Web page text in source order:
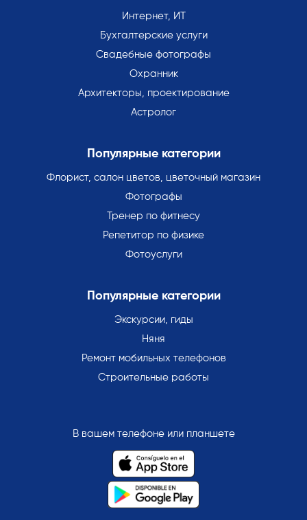
Интернет, ИТ
Бухгалтерские услуги
Свадебные фотографы
Охранник
Архитекторы, проектирование
Астролог
Популярные категории
Флорист, салон цветов, цветочный магазин
Фотографы
Тренер по фитнесу
Репетитор по физике
Фотоуслуги
Популярные категории
Экскурсии, гиды
Няня
Ремонт мобильных телефонов
Строительные работы
В вашем телефоне или планшете